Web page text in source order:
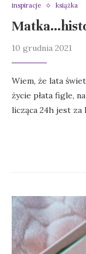
inspiracje książka
10 grudnia 2021
Wiem, że lata
życie płata figle,
licząca 24h jest